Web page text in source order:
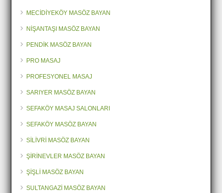
MECİDİYEKÖY MASÖZ BAYAN
NİŞANTAŞI MASÖZ BAYAN
PENDİK MASÖZ BAYAN
PRO MASAJ
PROFESYONEL MASAJ
SARIYER MASÖZ BAYAN
SEFAKÖY MASAJ SALONLARI
SEFAKÖY MASÖZ BAYAN
SİLİVRİ MASÖZ BAYAN
ŞİRİNEVLER MASÖZ BAYAN
ŞİŞLİ MASÖZ BAYAN
SULTANGAZİ MASÖZ BAYAN